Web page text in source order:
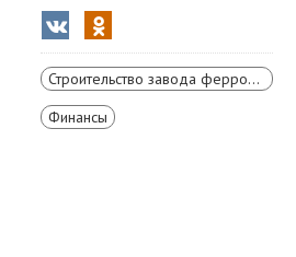
Строительство завода ферросплавов в Красноярске
Финансы